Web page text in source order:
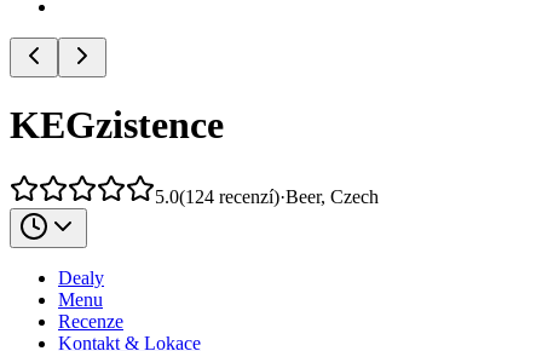
KEGzistence
5.0(124 recenzí)·Beer, Czech
Dealy
Menu
Recenze
Kontakt & Lokace